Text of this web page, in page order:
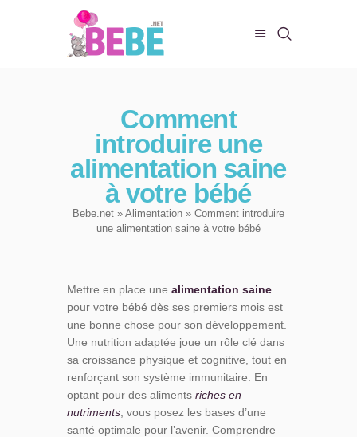
Comment
introduire une
alimentation saine
à votre bébé
Bebe.net » Alimentation » Comment introduire
une alimentation saine à votre bébé
CHAMBRE DE BEBE
BIEN-ÊTRE
ALIMENTATION
EVEIL ET JEUX
CONFORT DE BÉBÉ
Mettre en place une alimentation saine
pour votre bébé dès ses premiers mois est
une bonne chose pour son développement.
Une nutrition adaptée joue un rôle clé dans
sa croissance physique et cognitive, tout en
renforçant son système immunitaire. En
optant pour des aliments riches en
nutriments , vous posez les bases d’une
santé optimale pour l’avenir. Comprendre